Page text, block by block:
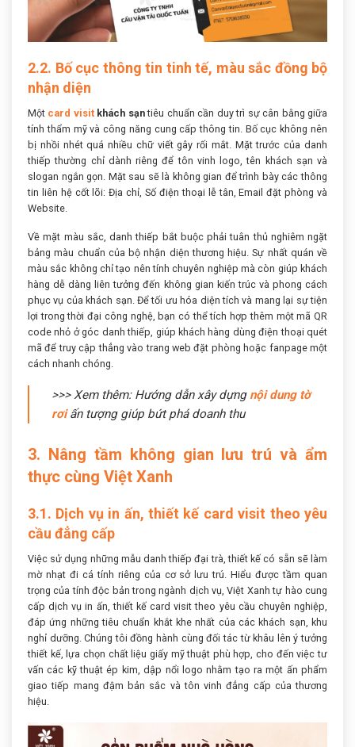
2.2. Bố cục thông tin tinh tế, màu sắc đồng bộ
nhận diện
Một card visitkhách sạntiêu chuẩn cần duy trì sự cân bằng giữa
tính thẩm mỹ và công năng cung cấp thông tin. Bố cục không nên
bị nhồi nhét quá nhiều chữ viết gây rối mắt. Mặt trước của danh
thiếp thường chỉ dành riêng để tôn vinh logo, tên khách sạn và
slogan ngắn gọn. Mặt sau sẽ là không gian để trình bày các thông
tin liên hệ cốt lõi: Địa chỉ, Số điện thoại lễ tân, Email đặt phòng và
Website.
Về mặt màu sắc, danh thiếp bắt buộc phải tuân thủ nghiêm ngặt
bảng màu chuẩn của bộ nhận diện thương hiệu. Sự nhất quán về
màu sắc không chỉ tạo nên tính chuyên nghiệp mà còn giúp khách
hàng dễ dàng liên tưởng đến không gian kiến trúc và phong cách
phục vụ của khách sạn. Để tối ưu hóa diện tích và mang lại sự tiện
lợi trong thời đại công nghệ, bạn có thể tích hợp thêm một mã QR
code nhỏ ở góc danh thiếp, giúp khách hàng dùng điện thoại quét
mã để truy cập thẳng vào trang web đặt phòng hoặc fanpage một
cách nhanh chóng.
>>> Xem thêm: Hướng dẫn xây dựng nội dung tờ
rơiấn tượng giúp bứt phá doanh thu
3. Nâng tầm không gian lưu trú và ẩm
thực cùng Việt Xanh
3.1. Dịch vụ in ấn, thiết kế card visit theo yêu
cầu đẳng cấp
Việc sử dụng những mẫu danh thiếp đại trà, thiết kế có sẵn sẽ làm
mờ nhạt đi cá tính riêng của cơ sở lưu trú. Hiểu được tầm quan
trọng của tính độc bản trong ngành dịch vụ, Việt Xanh tự hào cung
cấp dịch vụ in ấn, thiết kế card visit theo yêu cầu chuyên nghiệp,
đáp ứng những tiêu chuẩn khắt khe nhất của các khách sạn, khu
nghỉ dưỡng. Chúng tôi đồng hành cùng đối tác từ khâu lên ý tưởng
thiết kế, lựa chọn chất liệu giấy mỹ thuật phù hợp, cho đến việc tư
vấn các kỹ thuật ép kim, dập nổi logo nhằm tạo ra một ấn phẩm
giao tiếp mang đậm bản sắc và tôn vinh đẳng cấp của thương
hiệu.